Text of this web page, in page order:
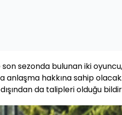
sezonda bulunan iki
anlaşma hakkına sahip
da talipleri olduğu